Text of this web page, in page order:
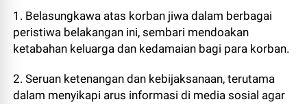
1. Belasungkawa atas korban jiwa dalam berbagai
peristiwa belakangan ini, sembari mendoakan
ketabahan keluarga dan kedamaian bagi para korban.
2. Seruan ketenangan dan kebijaksanaan, terutama
dalam menyikapi arus informasi di media sosial agar